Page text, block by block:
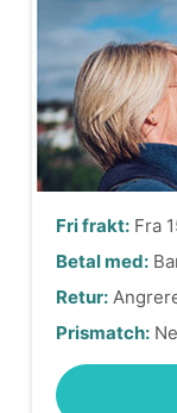
Fri frakt: Fra
Betal med:
Retur:
Prismatch: